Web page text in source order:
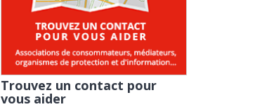
Trouvez un contact pour
vous aider